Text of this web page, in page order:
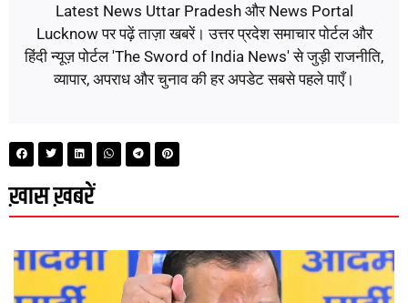
Latest News Uttar Pradesh और News Portal
Lucknow पर पढ़ें ताज़ा खबरें। उत्तर प्रदेश समाचार पोर्टल और
हिंदी न्यूज़ पोर्टल 'The Sword of India News' से जुड़ी राजनीति,
व्यापार, अपराध और चुनाव की हर अपडेट सबसे पहले पाएँ।
ख़ास ख़बरें